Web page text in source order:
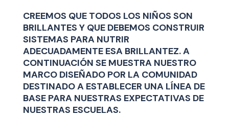
CREEMOS QUE TODOS LOS NIÑOS SON
BRILLANTES Y QUE DEBEMOS CONSTRUIR
SISTEMAS PARA NUTRIR
ADECUADAMENTE ESA BRILLANTEZ. A
CONTINUACIÓN SE MUESTRA NUESTRO
MARCO DISEÑADO POR LA COMUNIDAD
DESTINADO A ESTABLECER UNA LÍNEA DE
BASE PARA NUESTRAS EXPECTATIVAS DE
NUESTRAS ESCUELAS.